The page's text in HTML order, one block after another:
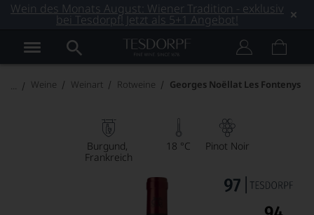
Wein des Monats August: Wiener Tradition - exklusiv
bei Tesdorpf! Jetzt als 5+1 Angebot!
Weine Weinart Rotweine Georges Noëllat Les Fontenys
Burgund
Frankreich
18 °C Pinot Noir